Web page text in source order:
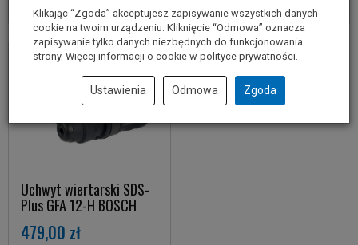
Uchwyt wiertarski SDS-
Plus GFA 12-H BOSCH
479,00 zł
Klikając “Zgoda” akceptujesz zapisywanie wszystkich danych
cookie na twoim urządzeniu. Kliknięcie “Odmowa” oznacza
zapisywanie tylko danych niezbędnych do funkcjonowania
strony. Więcej informacji o cookie w polityce prywatności.
Ustawienia Odmowa Zgoda